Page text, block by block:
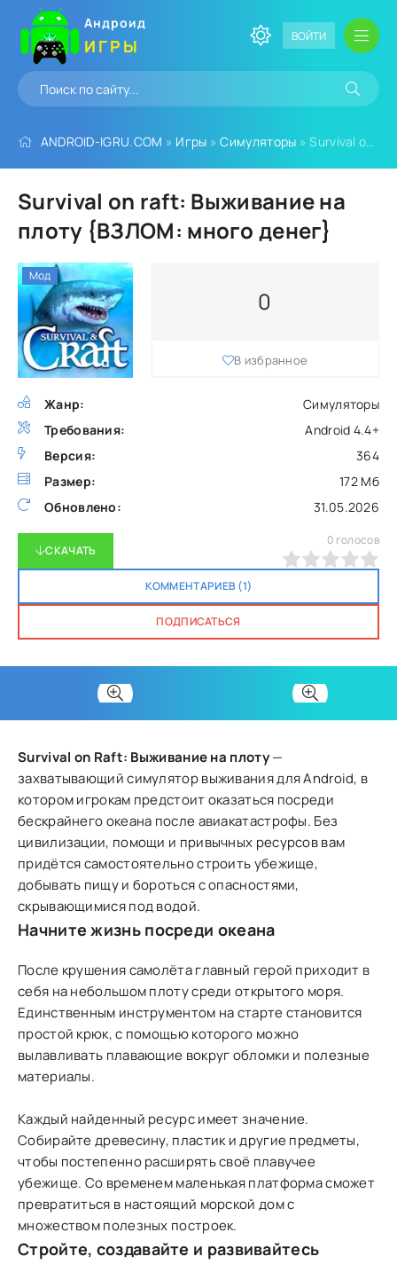
Андроид
ИГРЫ ВОЙТИ
ANDROID-IGRU.COM » Игры »Симуляторы » Survival on raft: Выживание на плоту {ВЗЛОМ: много денег}
Survival on raft: Выживание на
плоту {ВЗЛОМ: много денег}
Жанр:
Симуляторы
Требования:
Android 4.4+
Версия:
364
Размер:
172 Мб
Обновлено:
31.05.2026
0
В избранное
СКАЧАТЬ
КОММЕНТАРИЕВ (1)
ПОДПИСАТЬСЯ
0 голосов
Мод
Survival on Raft: Выживание на плоту—
захватывающий симулятор выживания для Android, в
котором игрокам предстоит оказаться посреди
бескрайнего океана после авиакатастрофы. Без
цивилизации, помощи и привычных ресурсов вам
придётся самостоятельно строить убежище,
добывать пищу и бороться с опасностями,
скрывающимися под водой.
Начните жизнь посреди океана
После крушения самолёта главный герой приходит в
себя на небольшом плоту среди открытого моря.
Единственным инструментом на старте становится
простой крюк, с помощью которого можно
вылавливать плавающие вокруг обломки и полезные
материалы.
Каждый найденный ресурс имеет значение.
Собирайте древесину, пластик и другие предметы,
чтобы постепенно расширять своё плавучее
убежище. Со временем маленькая платформа сможет
превратиться в настоящий морской дом с
множеством полезных построек.
Стройте, создавайте и развивайтесь